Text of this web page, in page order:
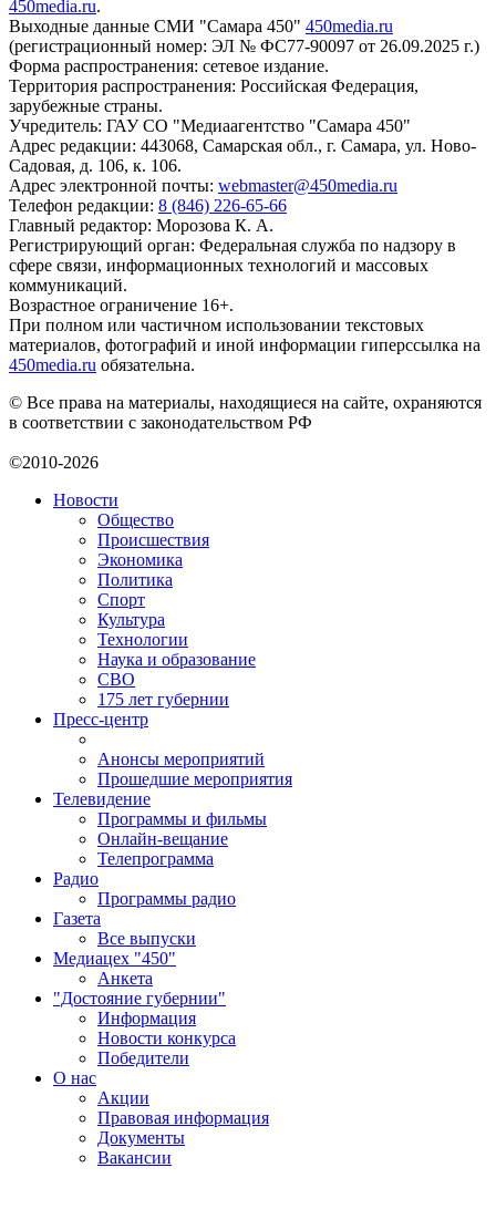
450media.ru.
Выходные данные СМИ "Самара 450" 450media.ru
(регистрационный номер: ЭЛ № ФС77-90097 от 26.09.2025 г.)
Форма распространения: сетевое издание.
Территория распространения: Российская Федерация,
зарубежные страны.
Учредитель: ГАУ СО "Медиаагентство "Самара 450"
Адрес редакции: 443068, Самарская обл., г. Самара, ул. Ново-
Садовая, д. 106, к. 106.
Адрес электронной почты: webmaster@450media.ru
Телефон редакции: 8 (846) 226-65-66
Главный редактор: Морозова К. А.
Регистрирующий орган: Федеральная служба по надзору в
сфере связи, информационных технологий и массовых
коммуникаций.
Возрастное ограничение 16+.
При полном или частичном использовании текстовых
материалов, фотографий и иной информации гиперссылка на
450media.ru обязательна.
© Все права на материалы, находящиеся на сайте, охраняются
в соответствии с законодательством РФ
©2010-2026
Новости
Общество
Происшествия
Экономика
Политика
Спорт
Культура
Технологии
Наука и образование
СВО
175 лет губернии
Пресс-центр
Анонсы мероприятий
Прошедшие мероприятия
Телевидение
Программы и фильмы
Онлайн-вещание
Телепрограмма
Радио
Программы радио
Газета
Все выпуски
Медиацех "450"
Анкета
"Достояние губернии"
Информация
Новости конкурса
Победители
О нас
Акции
Правовая информация
Документы
Вакансии